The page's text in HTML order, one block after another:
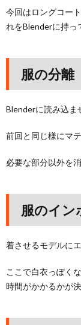
今回はロングコー
れをBlenderに持っ
服の分離
Blenderに読み込ま
前回と同じ様にマ
必要な部分以外を
服のイン
着させるモデルに
ここで白衣っぽく
時間がかかるかが